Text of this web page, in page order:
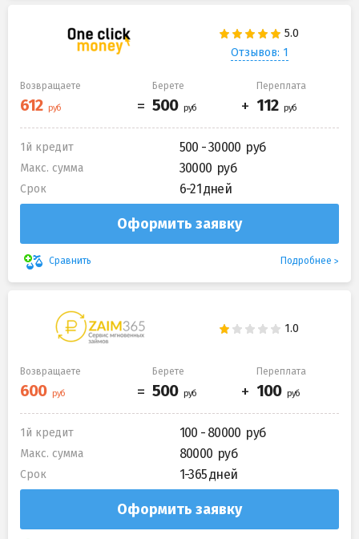
Отзывов: 1
Возвращаете Берете Переплата
1й кредит 500 - 30000
Макс. сумма 30000
Срок 6-21 дней
Оформить заявку
Сравнить Подробнее
Возвращаете Берете Переплата
1й кредит 100 - 80000
Макс. сумма 80000
Срок 1-365 дней
Оформить заявку